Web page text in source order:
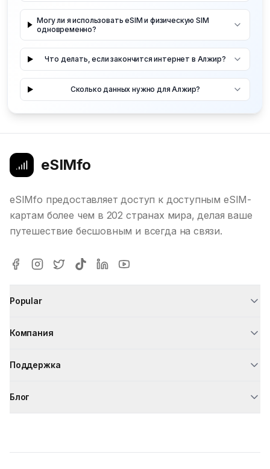
Могу ли я использовать eSIM и физическую SIM
одновременно?
Что делать, если закончится интернет в Алжир?
Сколько данных нужно для Алжир?
eSIMfo
eSIMfo предоставляет доступ к доступным eSIM-
картам более чем в 202 странах мира, делая ваше
путешествие бесшовным и всегда на связи.
Popular
Компания
Поддержка
Блог